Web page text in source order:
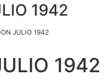
1942
JULIO 1942
1942